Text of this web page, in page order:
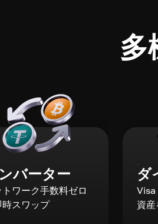
多
バーター
トワーク手数料ゼロ
時スワップ
ダ
資